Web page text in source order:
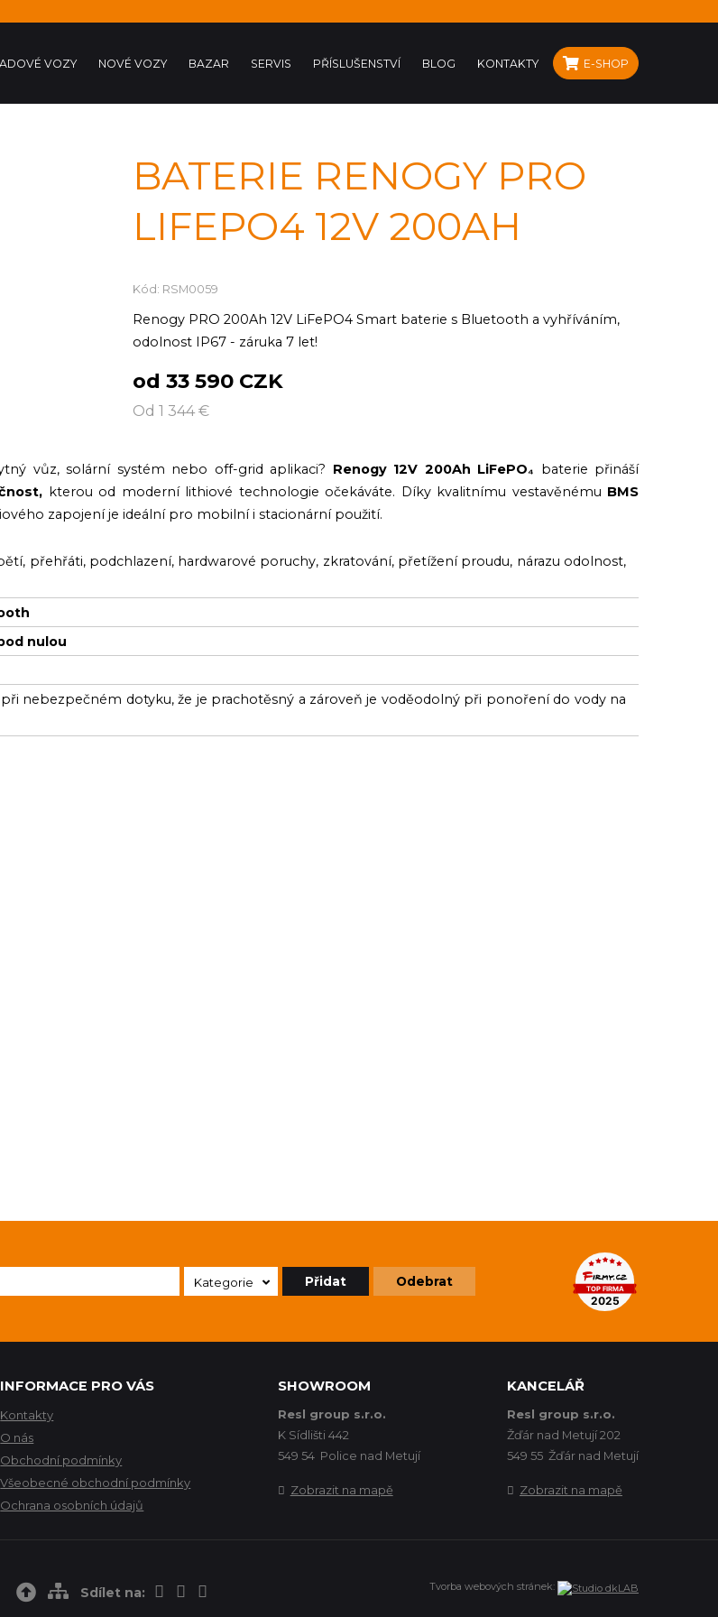
VOZY NOVÉ VOZY BAZAR SERVIS PŘÍSLUŠENSTVÍ BLOG KONTAKTY E-SHOP
BATERIE RENOGY PRO
LIFEPO4 12V 200AH
Kód: RSM0059
Renogy PRO 200Ah 12V LiFePO4 Smart baterie s Bluetooth a vyhříváním,
odolnost IP67 - záruka 7 let!
od 33 590 CZK
Od 1 344 €
vůz, solární systém nebo off-grid aplikaci? Renogy 12V 200Ah LiFePO₄ baterie přináší
kterou od moderní lithiové technologie očekáváte. Díky kvalitnímu vestavěnému BMS
zapojení je ideální pro mobilní i stacionární použití.
přehřáti, podchlazení, hardwarové poruchy, zkratování, přetížení proudu, nárazu odolnost,
nulou
nebezpečném dotyku, že je prachotěsný a zároveň je voděodolný při ponoření do vody na
Kategorie Přidat Odebrat
INFORMACE PRO VÁS
Kontakty
O nás
Obchodní podmínky
Všeobecné obchodní podmínky
Ochrana osobních údajů
SHOWROOM
Resl group s.r.o.
K Sídlišti 442
549 54 Police nad Metují
Zobrazit na mapě
KANCELÁŘ
Resl group s.r.o.
Žďár nad Metují 202
549 55 Žďár nad Metují
Zobrazit na mapě
Tvorba webových stránek:
Sdílet na: